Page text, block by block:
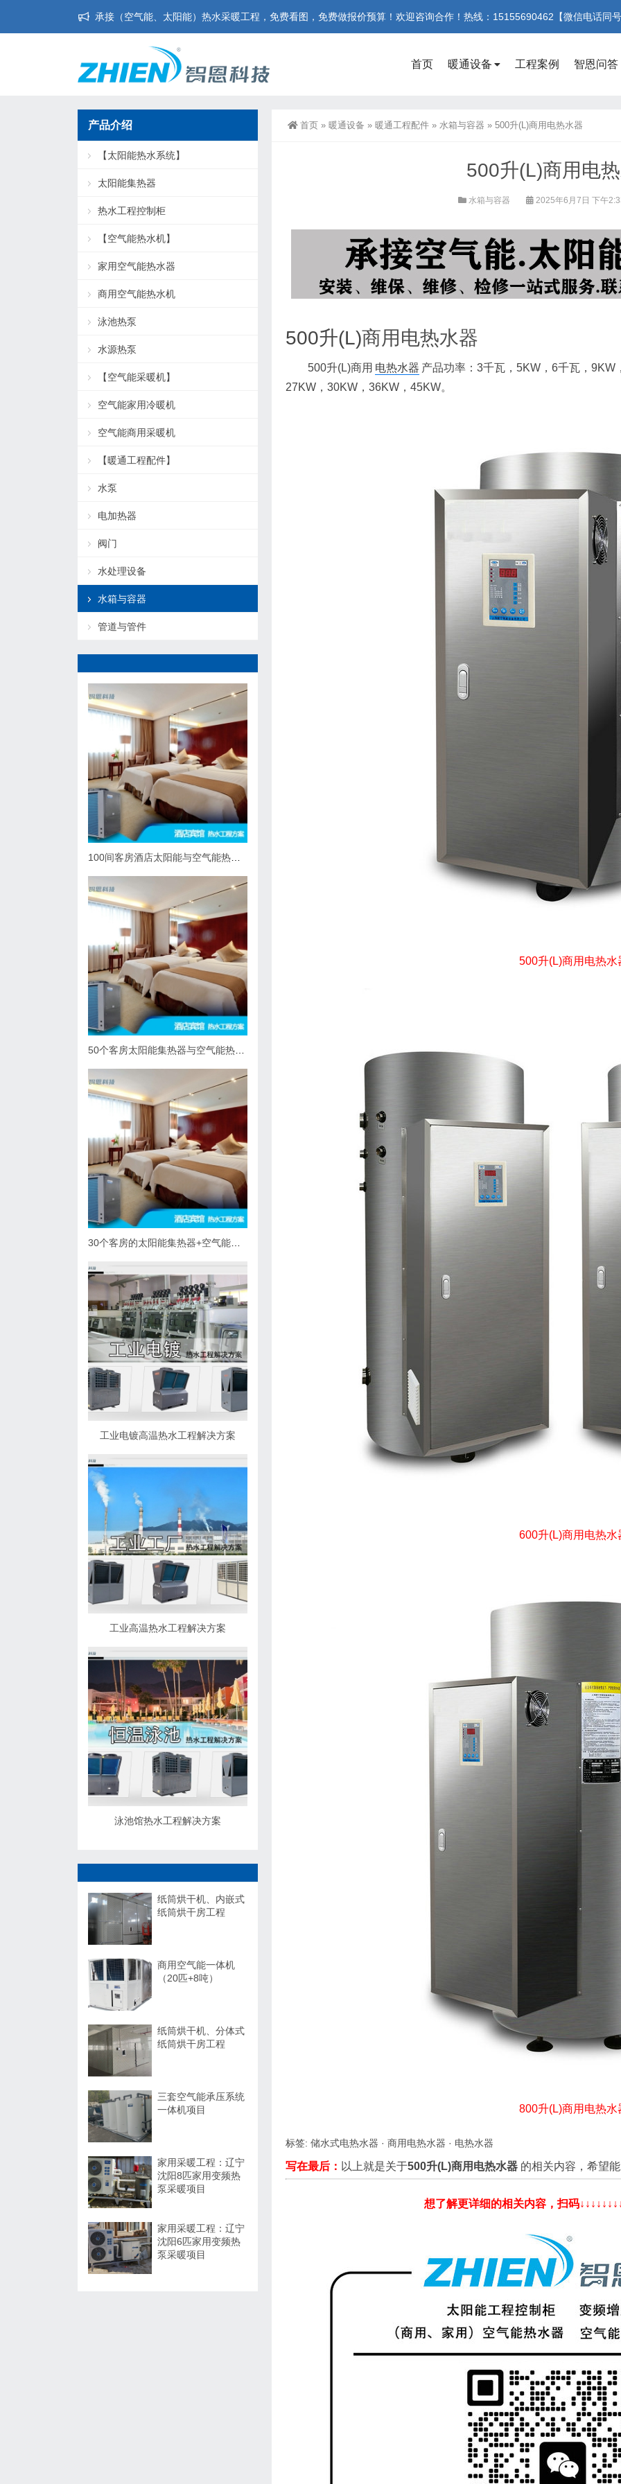
承接（空气能、太阳能）热水采暖工程，免费看图，免费做报价预算！欢迎咨询合作！热线：15155690462【微信电话同
首页 暖通设备 工程案例 智恩问答
首页 » 暖通设备 » 暖通工程配件 » 水箱与容器 » 500升(L)商用电热水器
500升(L)商用电
水箱与容器 2025年6月7日 下午
500升(L)商用电热水器
500升(L)商用 电热水器 产品功率：3千瓦，5KW，6千瓦，
27KW，30KW，36KW，45KW。
500升(L)商用电热水
600升(L)商用电热水
800升(L)商用电热水
标签: 储水式电热水器 · 商用电热水器 · 电热水器
写在最后： 以上就是关于500升(L)商用电热水器 的相关内容，希望
想了解更详细的相关内容，扫码
产品介绍
【太阳能热水系统】
太阳能集热器
热水工程控制柜
【空气能热水机】
家用空气能热水器
商用空气能热水机
泳池热泵
水源热泵
【空气能采暖机】
空气能家用冷暖机
空气能商用采暖机
【暖通工程配件】
水泵
电加热器
阀门
水处理设备
水箱与容器
管道与管件
工业电镀高温热水工程解决方案
工业高温热水工程解决方案
泳池馆热水工程解决方案
纸筒烘干机、内嵌式
纸筒烘干房工程
商用空气能一体机
（20匹+8吨）
纸筒烘干机、分体式
纸筒烘干房工程
三套空气能承压系统
一体机项目
家用采暖工程：辽宁
沈阳8匹家用变频热
泵采暖项目
家用采暖工程：辽宁
沈阳6匹家用变频热
泵采暖项目